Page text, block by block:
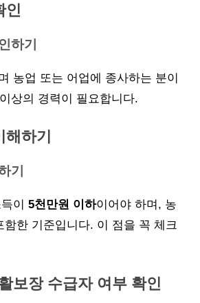
인
하기
농업 또는 어업에 종사하는 분이
상의 경력이 필요합니다.
하기
기
이 5천만원 이하이어야 하며, 농
함한 기준입니다. 이 점을 꼭 체크
보장 수급자 여부 확인